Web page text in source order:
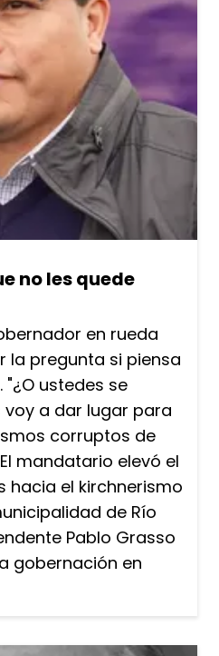
no les quede
en rueda
la pregunta si piensa
ustedes se
voy a dar lugar para
corruptos de
mandatario elevó el
hacia el kirchnerismo
de Río
Pablo Grasso
gobernación en